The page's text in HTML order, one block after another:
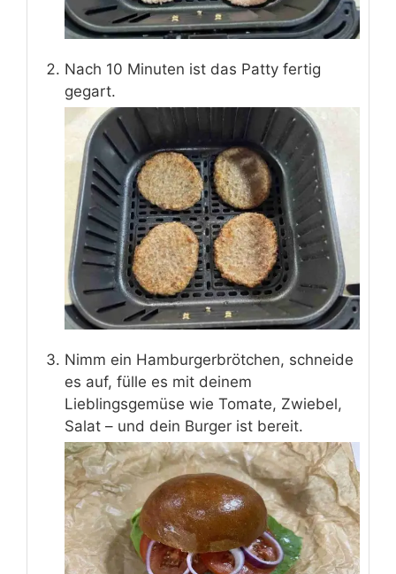
Nach 10 Minuten ist das Patty fertig
gegart.
Nimm ein Hamburgerbrötchen, schneide
es auf, fülle es mit deinem
Lieblingsgemüse wie Tomate, Zwiebel,
Salat – und dein Burger ist bereit.